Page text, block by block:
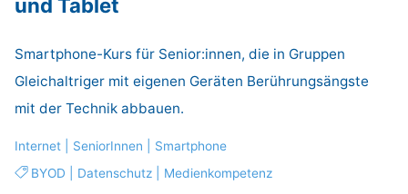
und Tablet
Smartphone-Kurs für Senior:innen, die in Gruppen
Gleichaltriger mit eigenen Geräten Berührungsängste
mit der Technik abbauen.
Internet SeniorInnen
Smartphone
BYOD
Datenschutz| Medienkompetenz